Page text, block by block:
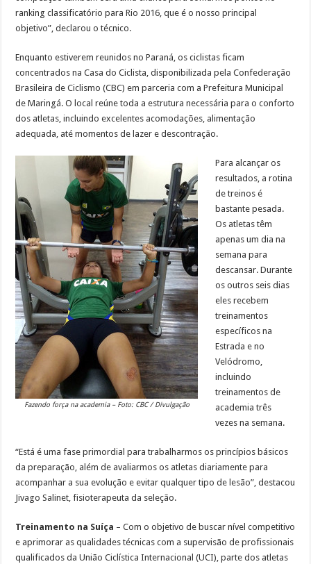
ranking classificatório para Rio 2016, que é o nosso principal
objetivo”, declarou o técnico.
Enquanto estiverem reunidos no Paraná, os ciclistas ficam
concentrados na Casa do Ciclista, disponibilizada pela Confederação
Brasileira de Ciclismo (CBC) em parceria com a Prefeitura Municipal
de Maringá. O local reúne toda a estrutura necessária para o conforto
dos atletas, incluindo excelentes acomodações, alimentação
adequada, até momentos de lazer e descontração.
Fazendo força na academia – Foto: CBC / Divulgação
Para alcançar os
resultados, a rotina
de treinos é
bastante pesada.
Os atletas têm
apenas um dia na
semana para
descansar. Durante
os outros seis dias
eles recebem
treinamentos
específicos na
Estrada e no
Velódromo,
incluindo
treinamentos de
academia três
vezes na semana.
“Está é uma fase primordial para trabalharmos os princípios básicos
da preparação, além de avaliarmos os atletas diariamente para
acompanhar a sua evolução e evitar qualquer tipo de lesão”, destacou
Jivago Salinet, fisioterapeuta da seleção.
Treinamento na Suíça – Com o objetivo de buscar nível competitivo
e aprimorar as qualidades técnicas com a supervisão de profissionais
qualificados da União Ciclística Internacional (UCI), parte dos atletas